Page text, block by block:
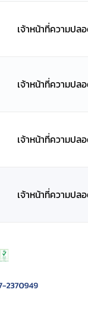
เจ้าหน้าที่ความปล
เจ้าหน้าที่ความปล
เจ้าหน้าที่ความปล
เจ้าหน้าที่ความปล